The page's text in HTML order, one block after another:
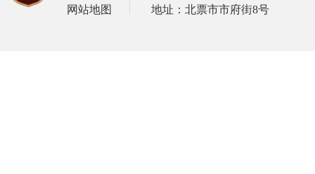
网站地图
地址：北票市市府街8号